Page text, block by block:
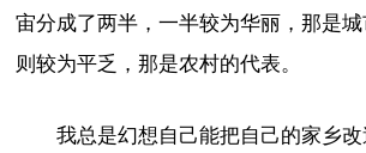
宙分成了两半，一半较为华丽，那是
则较为平乏，那是农村的代表。
我总是幻想自己能把自己的家乡